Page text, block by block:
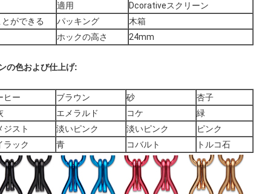
適用
Dcorativeスクリーン
ができる パッキング
木箱
ホックの高さ 24mm
の色および仕上げ:
ヒー ブラウン 砂
杏子
エメラルド コケ
緑
ジスト 淡いピンク 淡いピンク
ピンク
ラック 青 コバルト トルコ石